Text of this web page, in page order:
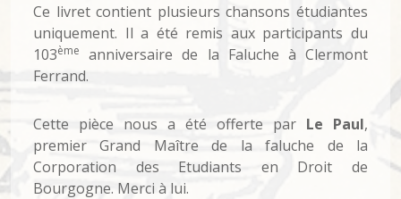
Ce livret contient plusieurs chansons étudiantes
uniquement. Il a été remis aux participants du
103ème
anniversaire de la Faluche à Clermont
Ferrand.
Cette pièce nous a été offerte par Le Paul,
premier Grand Maître de la faluche de la
Corporation des Etudiants en Droit de
Bourgogne. Merci à lui.